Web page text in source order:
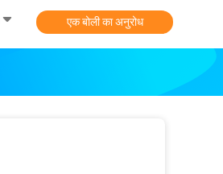
एक बोली का अनुरोध